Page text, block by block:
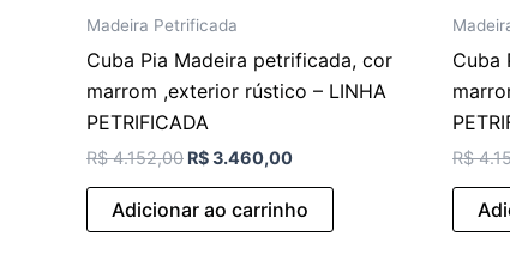
Madeira Petrificada
Cuba Pia Madeira petrificada, cor
marrom ,exterior rústico – LINHA
PETRIFICADA
R$4.152,00 R$3.460,00
Adicionar ao carrinho
Cuba
R$